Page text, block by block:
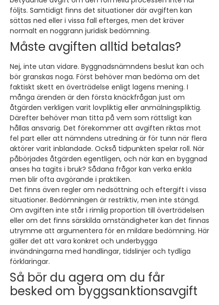
följts. Samtidigt finns det situationer där avgiften kan
sättas ned eller i vissa fall efterges, men det kräver
normalt en noggrann juridisk bedömning.
Måste avgiften alltid betalas?
Nej, inte utan vidare. Byggnadsnämndens beslut kan och
bör granskas noga. Först behöver man bedöma om det
faktiskt skett en överträdelse enligt lagens mening. I
många ärenden är den första knäckfrågan just om
åtgärden verkligen varit lovpliktig eller anmälningspliktig.
Därefter behöver man titta på vem som rättsligt kan
hållas ansvarig. Det förekommer att avgiften riktas mot
fel part eller att nämndens utredning är för tunn när flera
aktörer varit inblandade. Också tidpunkten spelar roll. När
påbörjades åtgärden egentligen, och när kan en byggnad
anses ha tagits i bruk? Sådana frågor kan verka enkla
men blir ofta avgörande i praktiken.
Det finns även regler om nedsättning och eftergift i vissa
situationer. Bedömningen är restriktiv, men inte stängd.
Om avgiften inte står i rimlig proportion till överträdelsen
eller om det finns särskilda omständigheter kan det finnas
utrymme att argumentera för en mildare bedömning. Här
gäller det att vara konkret och underbygga
invändningarna med handlingar, tidslinjer och tydliga
förklaringar.
Så bör du agera om du får
besked om byggsanktionsavgift